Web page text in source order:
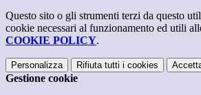
Questo sito o gli strumenti terzi da questo
cookie necessari al funzionamento ed utili
COOKIE POLICY.
Personalizza Rifiuta tutti i cookies
Gestione cookie